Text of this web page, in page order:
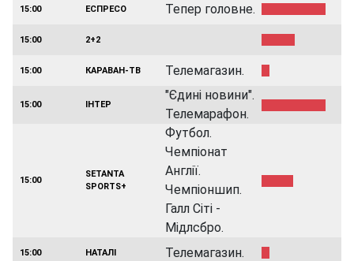
15:00 ЕСПРЕСО Тепер головне.
15:00 2+2
15:00 КАРАВАН-ТВ Телемагазин.
15:00 ІНТЕР
"Єдині новини".
Телемарафон.
15:00
SETANTA
SPORTS+
Футбол.
Чемпіонат
Англії.
Чемпіоншип.
Галл Сіті -
Мідлсбро.
15:00 НАТАЛІ Телемагазин.